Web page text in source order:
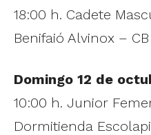
18:00 h. Cadete
Benifaió Alvinox –
Domingo 12 de
10:00 h. Junior
Dormitienda